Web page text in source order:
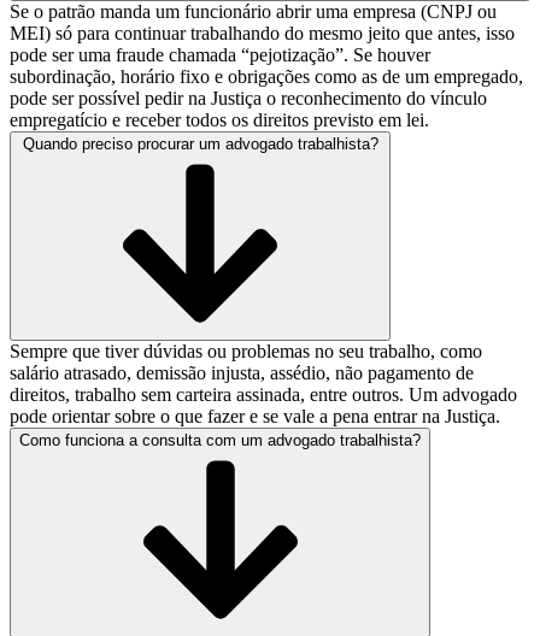
Se o patrão manda um funcionário abrir uma empresa (CNPJ ou
MEI) só para continuar trabalhando do mesmo jeito que antes, isso
pode ser uma fraude chamada “pejotização”. Se houver
subordinação, horário fixo e obrigações como as de um empregado,
pode ser possível pedir na Justiça o reconhecimento do vínculo
empregatício e receber todos os direitos previsto em lei.
Quando preciso procurar um advogado trabalhista?
Sempre que tiver dúvidas ou problemas no seu trabalho, como
salário atrasado, demissão injusta, assédio, não pagamento de
direitos, trabalho sem carteira assinada, entre outros. Um advogado
pode orientar sobre o que fazer e se vale a pena entrar na Justiça.
Como funciona a consulta com um advogado trabalhista?